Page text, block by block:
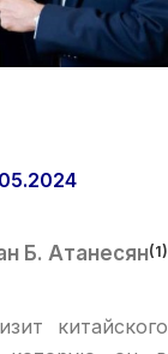
Б. Атанесян(1)
китайского